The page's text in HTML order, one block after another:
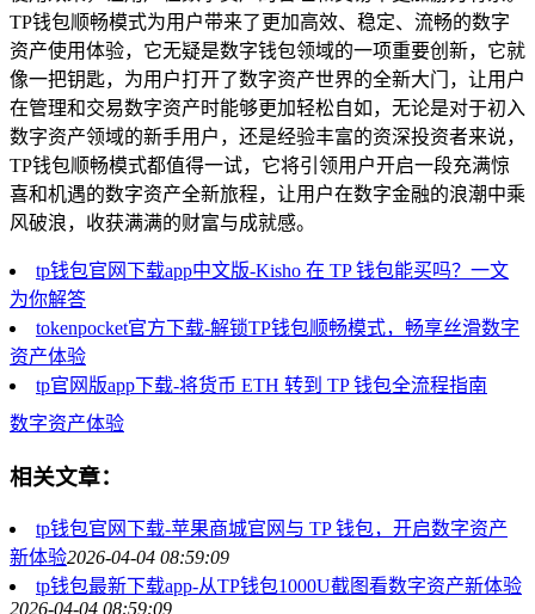
TP钱包顺畅模式为用户带来了更加高效、稳定、流畅的数字
资产使用体验，它无疑是数字钱包领域的一项重要创新，它就
像一把钥匙，为用户打开了数字资产世界的全新大门，让用户
在管理和交易数字资产时能够更加轻松自如，无论是对于初入
数字资产领域的新手用户，还是经验丰富的资深投资者来说，
TP钱包顺畅模式都值得一试，它将引领用户开启一段充满惊
喜和机遇的数字资产全新旅程，让用户在数字金融的浪潮中乘
风破浪，收获满满的财富与成就感。
tp钱包官网下载app中文版-Kisho 在 TP 钱包能买吗？一文
为你解答
tokenpocket官方下载-解锁TP钱包顺畅模式，畅享丝滑数字
资产体验
tp官网版app下载-将货币 ETH 转到 TP 钱包全流程指南
数字资产体验
相关文章：
tp钱包官网下载-苹果商城官网与 TP 钱包，开启数字资产
新体验2026-04-04 08:59:09
tp钱包最新下载app-从TP钱包1000U截图看数字资产新体验
2026-04-04 08:59:09